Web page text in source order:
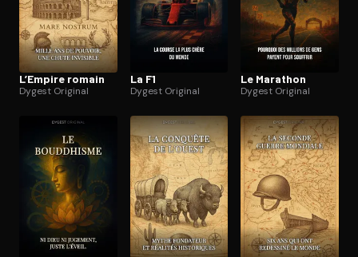
L’Empire romain
Dygest Original
La F1
Dygest Original
Le Marathon
Dygest Original